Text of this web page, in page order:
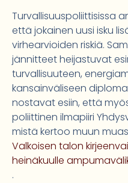
Turvallisuuspoliittisissa
että jokainen uusi isku
virhearvioiden riskiä.
jännitteet heijastuvat
turvallisuuteen,
kansainväliseen
nostavat esiin, että
poliittinen ilmapiiri
mistä kertoo muun
Valkoisen talon
heinäkuulle
.